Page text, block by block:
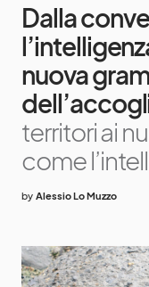
Dalla
nuova
territori ai
come
by Alessio Lo Muzzo